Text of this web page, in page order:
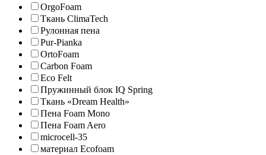
OrgoFoam
Ткань ClimaTech
Рулонная пена
Pur-Pianka
OrtoFoam
Carbon Foam
Eco Felt
Пружинный блок IQ Spring
Ткань «Dream Health»
Пена Foam Mono
Пена Foam Aero
microcell-35
материал Ecofoam